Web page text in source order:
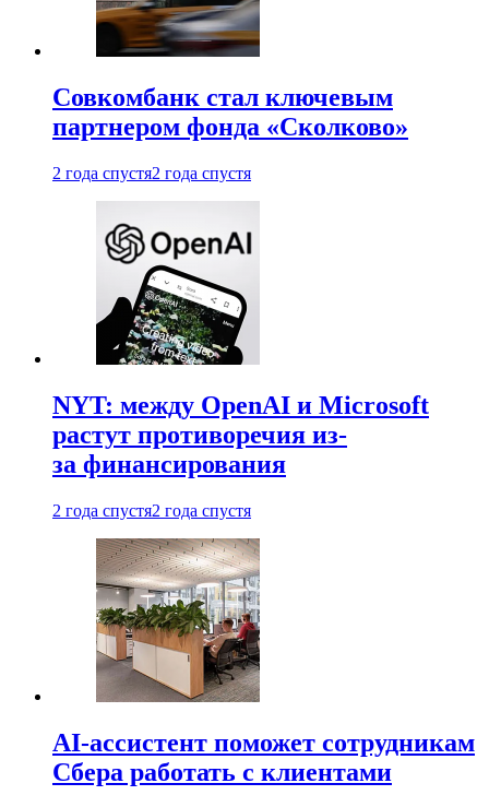
Совкомбанк стал ключевым
партнером фонда «Сколково»
2 года спустя2 года спустя
NYT: между OpenAI и Microsoft
растут противоречия из-
за финансирования
2 года спустя2 года спустя
AI-ассистент поможет сотрудникам
Сбера работать с клиентами